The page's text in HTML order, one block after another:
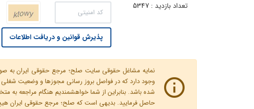
تعداد بازدید : 5347
پذیرش قوانین و دریافت اطلاعات
نمایه مشاغل حقوقی سایت صلح؛ مرجع حقوقی ایران به
وجود دارد که در فواصل بروز رسانی مجوزها و وضعیت
شده باشد. بنابراین از شما خواهشمندیم هنگام مراجعه
حاصل فرمایید. بدیهی است که صلح؛ مرجع حقوقی ایران